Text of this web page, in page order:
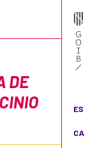
ES
CA
DE